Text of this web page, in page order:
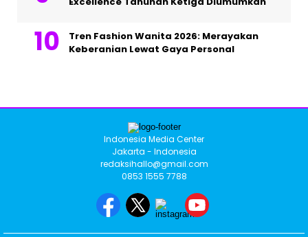
Tren Fashion Wanita 2026: Merayakan
Keberanian Lewat Gaya Personal
Indonesia Media Center
Jakarta - Indonesia
redaksihallo@gmail.com
0853 1555 7788